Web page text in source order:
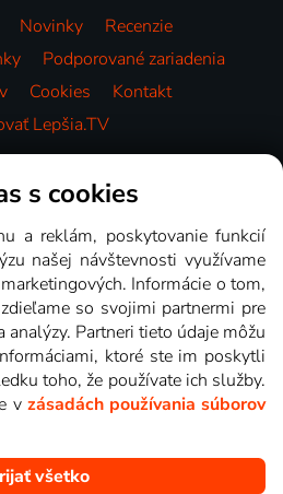
Novinky
Recenzie
Podporované zariadenia
Cookies
Kontakt
Lepšia.TV
Videotéka
tomto webe sú zobrazované obrázky
s cookies
a reklám, poskytovanie funkcií
našej návštevnosti využívame
Informácie o tom,
so svojimi partnermi pre
analýzy. Partneri tieto údaje môžu
ktoré ste im poskytli
toho, že používate ich služby.
v zásadách používania súborov
všetko